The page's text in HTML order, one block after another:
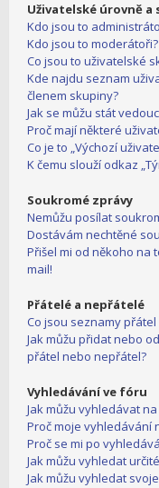
Uživatelské úrovně a
Kdo jsou to
Kdo jsou to moderátoři?
Co jsou to uživatelské
Kde najdu seznam
členem skupiny?
Jak se můžu stát
Proč mají některé
Co je to „Výchozí
K čemu slouží odkaz
Soukromé zprávy
Nemůžu posílat
Dostávám nechtěné
Přišel mi od někoho na
mail!
Přátelé a nepřátelé
Co jsou seznamy
Jak můžu přidat nebo
přátel nebo nepřátel?
Vyhledávání ve fóru
Jak můžu vyhledávat
Proč moje vyhledávání
Proč se mi po
Jak můžu vyhledat
Jak můžu vyhledat